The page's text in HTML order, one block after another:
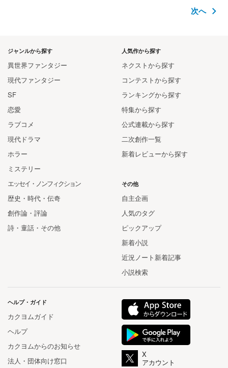
次へ
人気作から探す
ネクストから探す
コンテストから探す
ランキングから探す
特集から探す
公式連載から探す
二次創作一覧
新着レビューから探す
ジャンルから探す
異世界ファンタジー
現代ファンタジー
SF
恋愛
ラブコメ
現代ドラマ
ホラー
ミステリー
エッセイ・ノンフィクション
歴史・時代・伝奇
創作論・評論
詩・童話・その他
その他
自主企画
人気のタグ
ピックアップ
新着小説
近況ノート新着記事
小説検索
ヘルプ・ガイド
カクヨムガイド
ヘルプ
カクヨムからのお知らせ
法人・団体向け窓口
X
アカウント